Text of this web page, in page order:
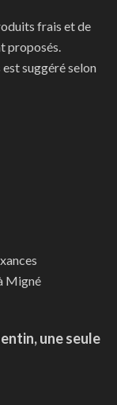
frais et de
proposés.
suggéré selon
Migné
une seule